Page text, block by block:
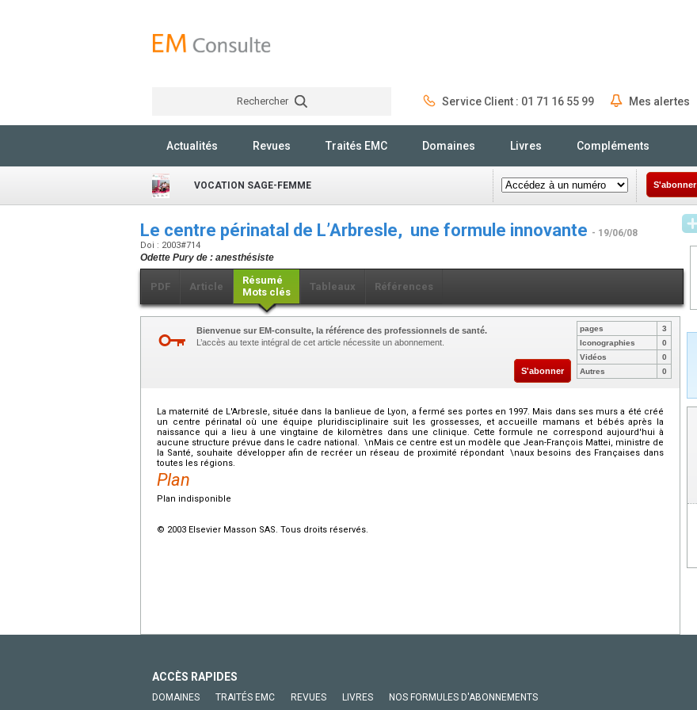
Rechercher Service Client : 01 71 16 55 99 Mes alertes
Actualités Revues Traités EMC Domaines Livres Compléments
VOCATION SAGE-FEMME S'abonner
Le centre périnatal de L’Arbresle, une formule innovante - 19/06/08
Doi : 2003#714
Odette Pury de : anesthésiste
PDF Article
Résumé
Mots clés
Tableaux Références
Bienvenue sur EM-consulte, la référence des professionnels de santé.
L’accès au texte intégral de cet article nécessite un abonnement.
S'abonner
pages
3
Iconographies
0
Vidéos
0
Autres
0
La maternité de L'Arbresle, située dans la banlieue de Lyon, a fermé ses portes en 1997. Mais dans ses murs a été créé
un centre périnatal où une équipe pluridisciplinaire suit les grossesses, et accueille mamans et bébés après la
naissance qui a lieu à une vingtaine de kilomètres dans une clinique. Cette formule ne correspond aujourd'hui à
aucune structure prévue dans le cadre national. \nMais ce centre est un modèle que Jean-François Mattei, ministre de
la Santé, souhaite développer afin de recréer un réseau de proximité répondant \naux besoins des Françaises dans
toutes les régions.
Plan
Plan indisponible
© 2003 Elsevier Masson SAS. Tous droits réservés.
ACCÈS RAPIDES
DOMAINES TRAITÉS EMC REVUES LIVRES NOS FORMULES D'ABONNEMENTS